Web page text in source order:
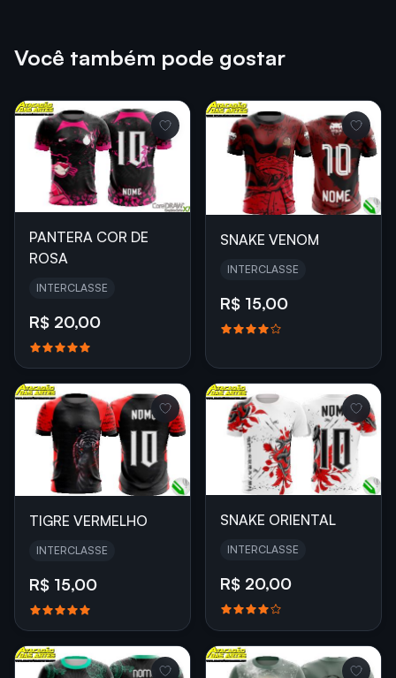
Você também pode gostar
PANTERA COR DE
ROSA
INTERCLASSE
R$ 20,00
SNAKE VENOM
INTERCLASSE
R$ 15,00
TIGRE VERMELHO
INTERCLASSE
R$ 15,00
SNAKE ORIENTAL
INTERCLASSE
R$ 20,00